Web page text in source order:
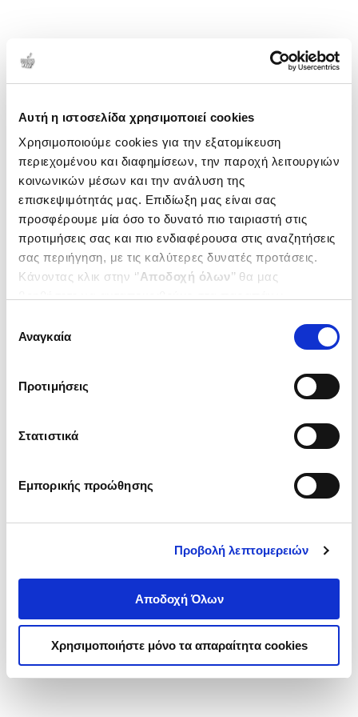
Αυτή η ιστοσελίδα χρησιμοποιεί cookies
Χρησιμοποιούμε cookies για την εξατομίκευση
περιεχομένου και διαφημίσεων, την παροχή λειτουργιών
κοινωνικών μέσων και την ανάλυση της
επισκεψιμότητάς μας. Επιδίωξη μας είναι σας
προσφέρουμε μία όσο το δυνατό πιο ταιριαστή στις
προτιμήσεις σας και πιο ενδιαφέρουσα στις αναζητήσεις
σας περιήγηση, με τις καλύτερες δυνατές προτάσεις.
Κάνοντας κλικ στην ‘’Αποδοχή όλων’’ θα μας
ενδιαφέρουν και να επιλέξετε από τα παρακάτω με την
΄΄και να ενημερωθείτε σχετικά με
συγκατάθεσης
Αναγκαία
Προτιμήσεις
Στατιστικά
Εμπορικής προώθησης
Προβολή λεπτομερειών
Αποδοχή Όλων
Χρησιμοποιήστε μόνο τα απαραίτητα cookies